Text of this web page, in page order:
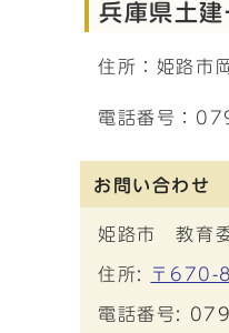
兵庫県土
住所：姫路市
電話番号：
お問い合わせ
姫路市 教育
住所: 〒670-
電話番号: